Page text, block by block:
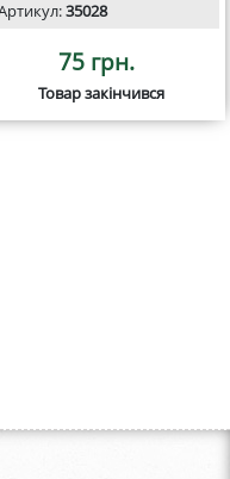
35028
75 грн.
Товар закінчився